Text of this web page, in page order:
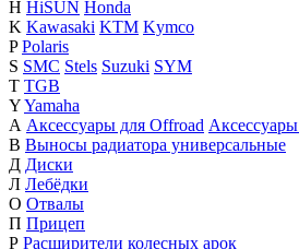
H HiSUN Honda
K Kawasaki KTM Kymco
P Polaris
S SMC Stels Suzuki SYM
T TGB
YYamaha
А Аксессуары для Offroad
В Выносы радиатора универсальные
Д Диски
Л Лебёдки
О Отвалы
П Прицеп
Р Расширители колесных арок